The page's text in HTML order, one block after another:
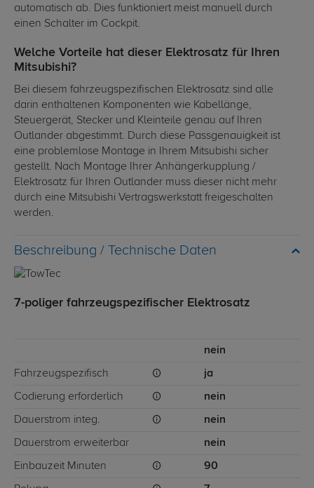
automatisch ab. Dies funktioniert meist manuell durch
einen Schalter im Cockpit.
Welche Vorteile hat dieser Elektrosatz für Ihren
Mitsubishi?
Bei diesem fahrzeugspezifischen Elektrosatz sind alle
darin enthaltenen Komponenten wie Kabellänge,
Steuergerät, Stecker und Kleinteile genau auf Ihren
Outlander abgestimmt. Durch diese Passgenauigkeit ist
eine problemlose Montage in Ihrem Mitsubishi sicher
gestellt. Nach Montage Ihrer Anhängerkupplung /
Elektrosatz für Ihren Outlander muss dieser nicht mehr
durch eine Mitsubishi Vertragswerkstatt freigeschalten
werden.
Technische Daten
7-poliger fahrzeugspezifischer Elektrosatz
nein
Fahrzeugspezifisch ja
Codierung erforderlich nein
Dauerstrom integ. nein
Dauerstrom erweiterbar nein
Einbauzeit Minuten 90